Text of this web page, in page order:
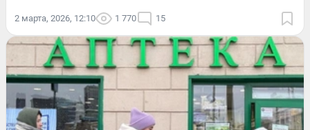
2 марта, 2026, 12:10 1 770 15